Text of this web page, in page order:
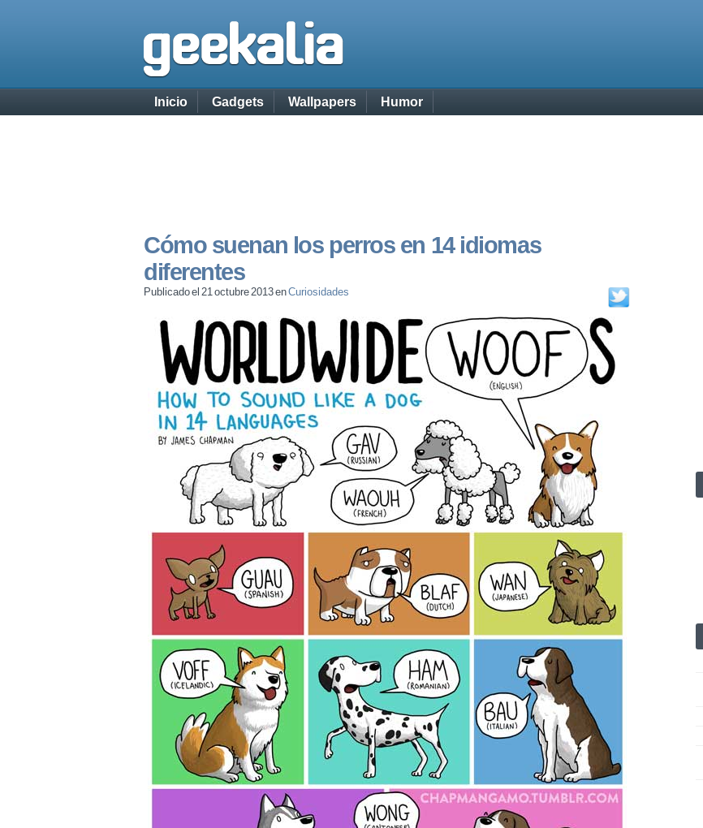
Inicio Gadgets Wallpapers Humor
Cómo suenan los perros en 14 idiomas
diferentes
Publicado el 21 octubre 2013 enCuriosidades